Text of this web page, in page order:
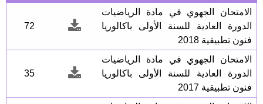
الامتحان الجهوي في مادة الرياضيات
الدورة العادية للسنة الأولى باكالوريا
فنون تطبيقية 2018
72
الامتحان الجهوي في مادة الرياضيات
الدورة العادية للسنة الأولى باكالوريا
فنون تطبيقية 2017
35